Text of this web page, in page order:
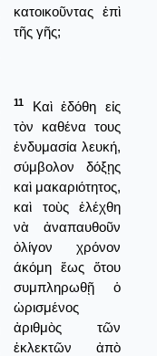
κατοικοῦντας ἐπὶ
τῆς γῆς;
11
Καὶ ἐδόθη εἰς
τὸν καθένα τους
ἐνδυμασία λευκή,
σύμβολον δόξῃς
καὶ μακαριότητος,
καὶ τοὺς ἐλέχθη
νὰ ἀναπαυθοῦν
ὀλίγον χρόνον
άκόμη ἕως ὅτου
συμπληρωθῇ ὁ
ὡρισμένος
ἀριθμὸς τῶν
ἐκλεκτῶν ἀπὸ